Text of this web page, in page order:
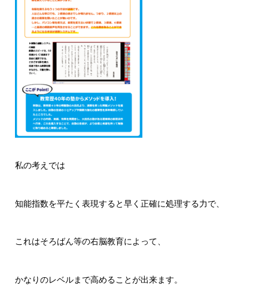
私の考えでは
知能指数を平たく表現すると早く正確に処理する力で、
これはそろばん等の右脳教育によって、
かなりのレベルまで高めることが出来ます。